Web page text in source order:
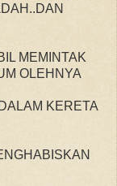
MEMINTAK
OLEHNYA
KERETA